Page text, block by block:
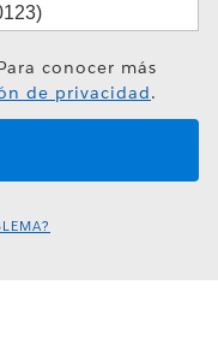
conocer más
de privacidad.